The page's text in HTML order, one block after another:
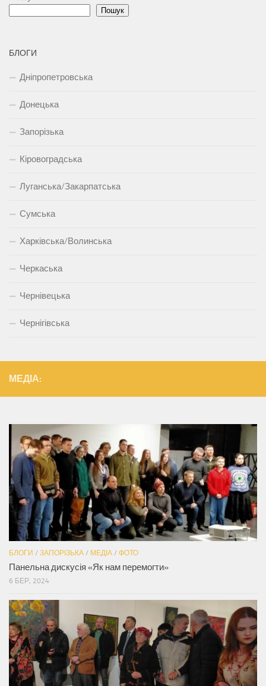
Пошук
БЛОГИ
Дніпропетровська
Донецька
Запорізька
Кіровоградська
Луганська/Закарпатська
Сумська
Харківська/Волинська
Черкаська
Чернівецька
Чернігівська
МЕДІА:
БЛОГИ / ЗАПОРІЗЬКА / МЕДІА / ФОТО
Панельна дискусія «Як нам перемогти»
6 БЕР, 2024